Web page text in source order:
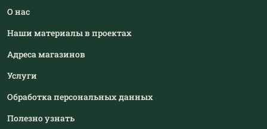
О нас
Наши материалы в проектах
Адреса магазинов
Услуги
Обработка персональных данных
Полезно узнать